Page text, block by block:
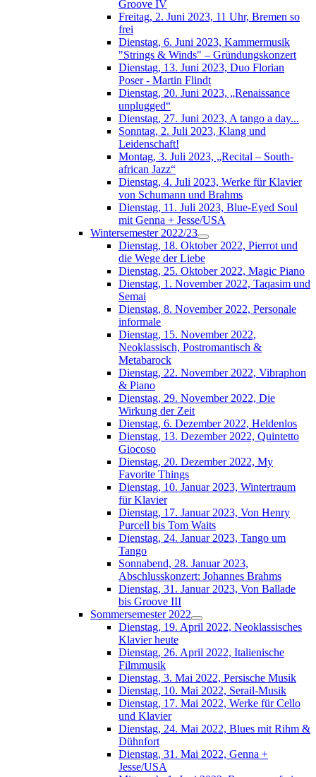
Groove IV
Freitag, 2. Juni 2023, 11 Uhr, Bremen so
frei
Dienstag, 6. Juni 2023, Kammermusik
"Strings & Winds" – Gründungskonzert
Dienstag, 13. Juni 2023, Duo Florian
Poser - Martin Flindt
Dienstag, 20. Juni 2023, „Renaissance
unplugged“
Dienstag, 27. Juni 2023, A tango a day...
Sonntag, 2. Juli 2023, Klang und
Leidenschaft!
Montag, 3. Juli 2023, „Recital – South-
african Jazz“
Dienstag, 4. Juli 2023, Werke für Klavier
von Schumann und Brahms
Dienstag, 11. Juli 2023, Blue-Eyed Soul
mit Genna + Jesse/USA
Wintersemester 2022/23
Dienstag, 18. Oktober 2022, Pierrot und
die Wege der Liebe
Dienstag, 25. Oktober 2022, Magic Piano
Dienstag, 1. November 2022, Taqasim und
Semai
Dienstag, 8. November 2022, Personale
informale
Dienstag, 15. November 2022,
Neoklassisch, Postromantisch &
Metabarock
Dienstag, 22. November 2022, Vibraphon
& Piano
Dienstag, 29. November 2022, Die
Wirkung der Zeit
Dienstag, 6. Dezember 2022, Heldenlos
Dienstag, 13. Dezember 2022, Quintetto
Giocoso
Dienstag, 20. Dezember 2022, My
Favorite Things
Dienstag, 10. Januar 2023, Wintertraum
für Klavier
Dienstag, 17. Januar 2023, Von Henry
Purcell bis Tom Waits
Dienstag, 24. Januar 2023, Tango um
Tango
Sonnabend, 28. Januar 2023,
Abschlusskonzert: Johannes Brahms
Dienstag, 31. Januar 2023, Von Ballade
bis Groove III
Sommersemester 2022
Dienstag, 19. April 2022, Neoklassisches
Klavier heute
Dienstag, 26. April 2022, Italienische
Filmmusik
Dienstag, 3. Mai 2022, Persische Musik
Dienstag, 10. Mai 2022, Serail-Musik
Dienstag, 17. Mai 2022, Werke für Cello
und Klavier
Dienstag, 24. Mai 2022, Blues mit Rihm &
Dühnfort
Dienstag, 31. Mai 2022, Genna +
Jesse/USA